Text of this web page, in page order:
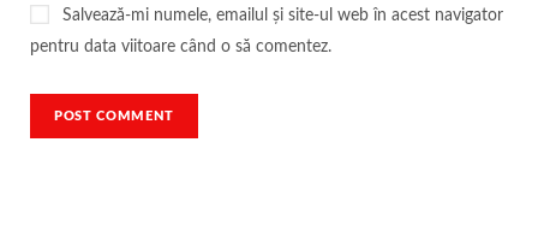
Salvează-mi numele, emailul și site-ul web în acest navigator
pentru data viitoare când o să comentez.